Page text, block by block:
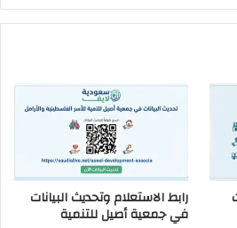
رابط الاستعلام وتحديث البيانات
في جمعية أصيل للتنمية